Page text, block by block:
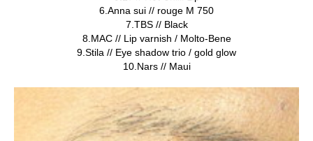
6.Anna sui // rouge M 750
7.TBS // Black
8.MAC // Lip varnish / Molto-Bene
9.Stila // Eye shadow trio / gold glow
10.Nars // Maui